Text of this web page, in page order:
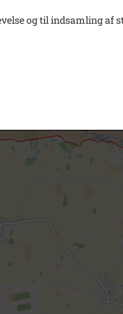
og til indsamling af